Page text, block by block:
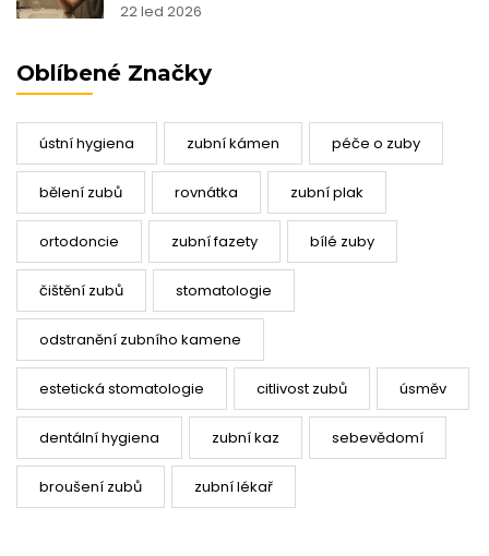
22 led 2026
Oblíbené Značky
ústní hygiena zubní kámen péče o zuby
bělení zubů rovnátka zubní plak
ortodoncie zubní fazety bílé zuby
čištění zubů stomatologie
odstranění zubního kamene
estetická stomatologie citlivost zubů úsměv
dentální hygiena zubní kaz sebevědomí
broušení zubů zubní lékař